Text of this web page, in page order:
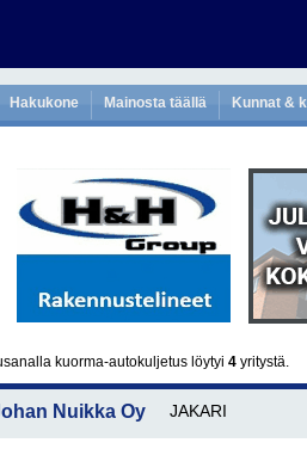
Hakukone Mainosta täällä Kunnat &
kuorma-autokuljetus löytyi 4 yritystä.
Nuikka Oy JAKARI